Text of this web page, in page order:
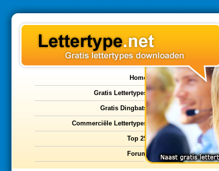
Home
Gratis Lettertypes
Gratis Dingbats
Commerciële Lettertypes
Top 25
Forum